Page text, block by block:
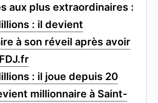
aux plus extraordinaires :
: il devient
à son réveil après avoir
: il joue depuis 20
millionnaire à Saint-